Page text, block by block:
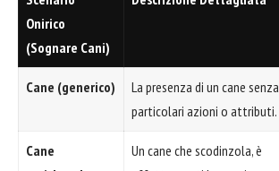
Onirico
(Sognare Cani)
Cane (generico)
La presenza di un cane senza
particolari azioni o attributi.
Cane
Un cane che scodinzola, è